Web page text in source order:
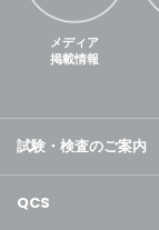
メディア
掲載情報
試験・検査のご案内
QCS